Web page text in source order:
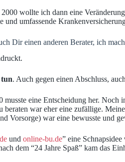
wollte ich dann eine
und umfassende
Dir einen anderen Berater, ich
. Auch gegen einen Abschluss,
eine Entscheidung her.
war eher eine zufällige.
Vorsorge) war eine bewusste und
und online-bu.de” eine
dem “24 Jahre Spaß” kam das